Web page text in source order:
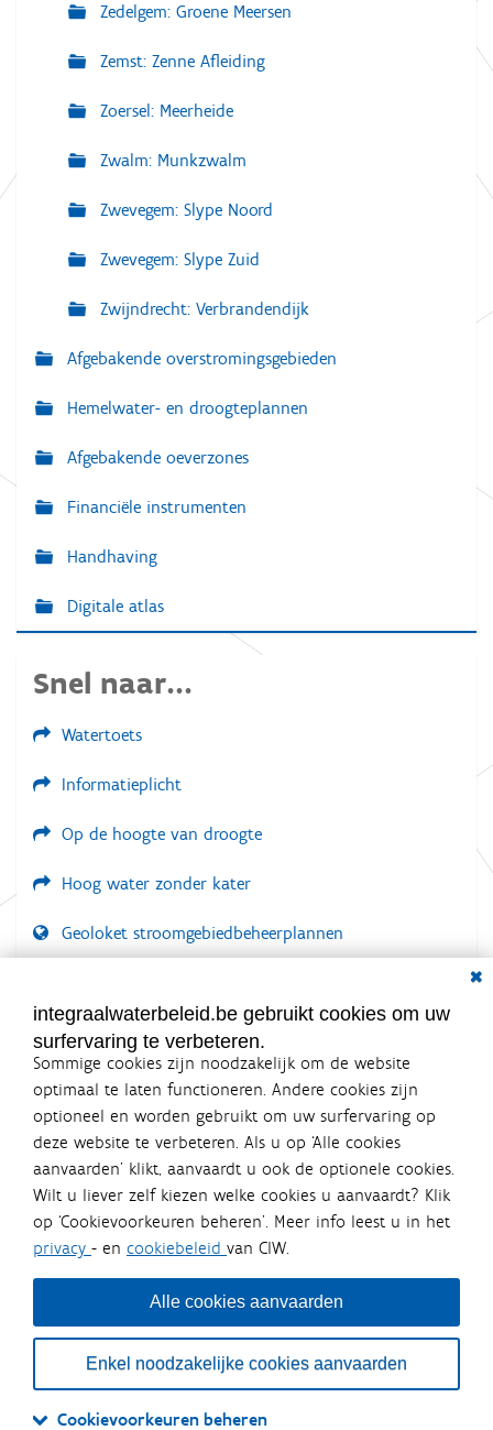
Zedelgem: Groene Meersen
Zemst: Zenne Afleiding
Zoersel: Meerheide
Zwalm: Munkzwalm
Zwevegem: Slype Noord
Zwevegem: Slype Zuid
Zwijndrecht: Verbrandendijk
Afgebakende overstromingsgebieden
Hemelwater- en droogteplannen
Afgebakende oeverzones
Financiële instrumenten
Handhaving
Digitale atlas
Snel naar...
Watertoets
Informatieplicht
Op de hoogte van droogte
Hoog water zonder kater
Geoloket stroomgebiedbeheerplannen
LOGIN VEREIST
integraalwaterbeleid.be gebruikt cookies om uw
surfervaring te verbeteren.
Sommige cookies zijn noodzakelijk om de website
optimaal te laten functioneren. Andere cookies zijn
optioneel en worden gebruikt om uw surfervaring op
deze website te verbeteren. Als u op ‘Alle cookies
aanvaarden’ klikt, aanvaardt u ook de optionele cookies.
Wilt u liever zelf kiezen welke cookies u aanvaardt? Klik
op ‘Cookievoorkeuren beheren’. Meer info leest u in het
privacy - en cookiebeleid van CIW.
Alle cookies aanvaarden
Enkel noodzakelijke cookies aanvaarden
Cookievoorkeuren beheren
Integraalwaterbeleid.be is een
officiële website van de Vlaamse
overheid
uitgegeven door Coördinatiecommissie Integraal
Waterbeleid
De Coördinatiecommissie Integraal Waterbeleid (CIW) is een
bestuursniveaus die bij het waterbeleid betrokken zijn. Ook
waterbedrijven nemen deel aan het overleg. Deze
samenwerking zorgt voor een gecoördineerde en
geïntegreerde aanpak van het waterbeleid en waterbeheer
in Vlaanderen.
OVER CIW DISCLAIMER PRIVACY